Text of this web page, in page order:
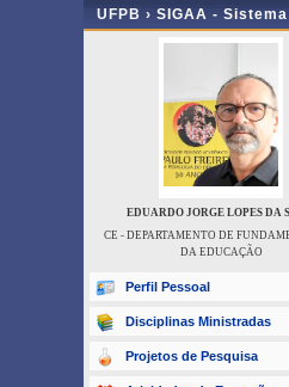
UFPB › SIGAA -
EDUARDO JORGE LOPES DA
CE - DEPARTAMENTO DE
DA EDUCAÇÃO
Perfil Pessoal
Disciplinas Ministradas
Projetos de Pesquisa